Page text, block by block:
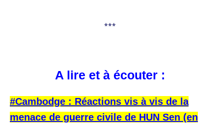
***
A lire et à écouter :
#Cambodge : Réactions vis à vis de la
menace de guerre civile de HUN Sen (en